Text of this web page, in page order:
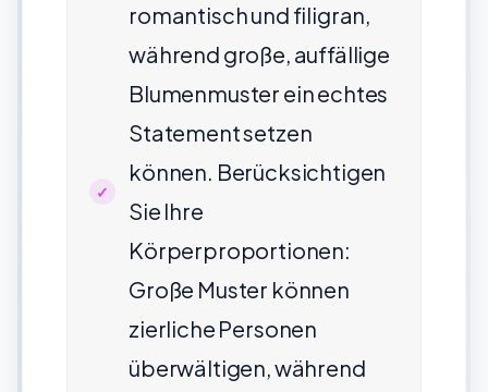
romantisch und filigran,
während große, auffällige
Blumenmuster ein echtes
Statement setzen
können. Berücksichtigen
Sie Ihre
Körperproportionen:
Große Muster können
zierliche Personen
überwältigen, während